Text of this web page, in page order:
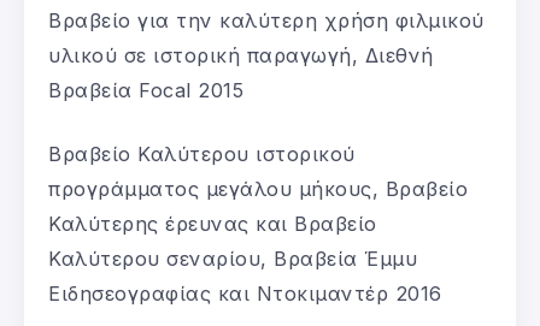
Βραβείο για την καλύτερη χρήση φιλμικού
υλικού σε ιστορική παραγωγή, Διεθνή
Βραβεία Focal 2015
Βραβείο Καλύτερου ιστορικού
προγράμματος μεγάλου μήκους, Βραβείο
Καλύτερης έρευνας και Βραβείο
Καλύτερου σεναρίου, Βραβεία Έμμυ
Ειδησεογραφίας και Ντοκιμαντέρ 2016